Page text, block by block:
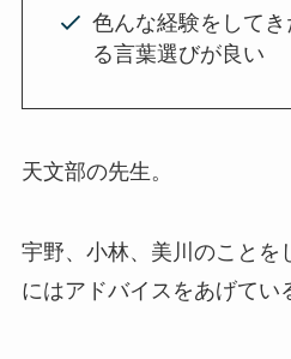
色んな経験をして
る言葉選びが良い
天文部の先生。
宇野、小林、美川のことを
にはアドバイスをあげてい